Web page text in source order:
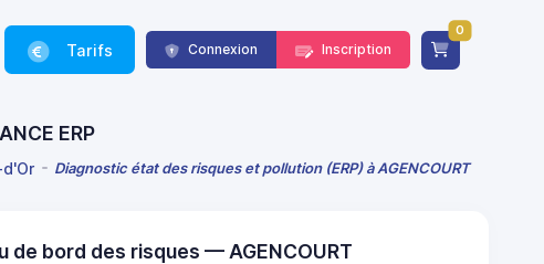
Tarifs Connexion Inscription
0
ERP
d'Or Diagnostic état des risques et pollution (ERP) à AGENCOURT
de bord des risques — AGENCOURT